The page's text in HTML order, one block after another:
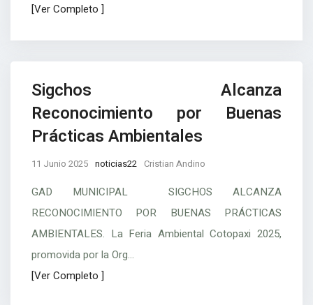
[Ver Completo ]
Sigchos Alcanza
Reconocimiento por Buenas
Prácticas Ambientales
11 Junio 2025 noticias22 Cristian Andino
GAD MUNICIPAL SIGCHOS ALCANZA
RECONOCIMIENTO POR BUENAS PRÁCTICAS
AMBIENTALES. La Feria Ambiental Cotopaxi 2025,
promovida por la Org...
[Ver Completo ]